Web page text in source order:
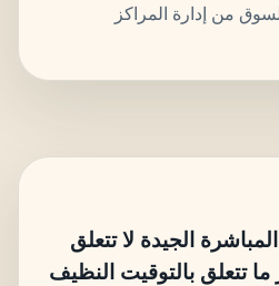
من إدارة المراكز
الجيدة لا تتعلق
تتعلق بالتوقيت النظيف